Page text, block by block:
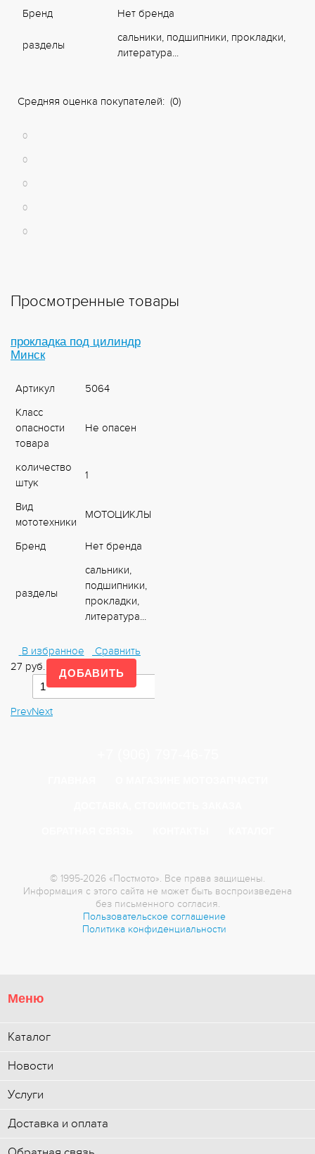
Бренд
Нет бренда
разделы
сальники, подшипники, прокладки,
литература...
Средняя оценка покупателей: (0)
0
0
0
0
0
Просмотренные товары
прокладка под цилиндр
Минск
Артикул
5064
Класс
опасности
товара
Не опасен
количество
штук
1
Вид
мототехники
МОТОЦИКЛЫ
Бренд Нет бренда
разделы
сальники,
подшипники,
прокладки,
литература...
В избранное
Сравнить
27 руб.
-
+
PrevNext
© 1995-2026 «Постмото». Все права защищены.
Информация с этого сайта не может быть воспроизведена
без письменного согласия.
Пользовательское соглашение
Политика конфиденциальности
Меню
Каталог
Новости
Услуги
Доставка и оплата